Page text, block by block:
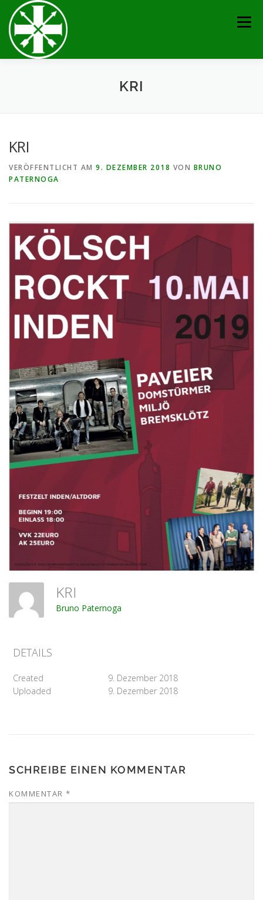
Inhalt
springen
Menü
TERMINE
SERVICE IMPRESSUM
KRI
KRI
VERÖFFENTLICHT AM 9. DEZEMBER 2018 VON BRUNO
PATERNOGA
KRI
Bruno Paternoga
DETAILS
Created
9. Dezember 2018
Uploaded
9. Dezember 2018
SCHREIBE EINEN KOMMENTAR
KOMMENTAR *